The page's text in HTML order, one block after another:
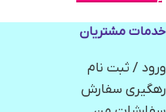
خدمات مشتریان
ورود / ثبت نام
رهگیری سفارش